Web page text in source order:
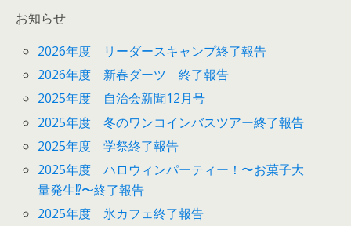
お知らせ
2026年度 リーダースキャンプ終了報告
2026年度 新春ダーツ 終了報告
2025年度 自治会新聞12月号
2025年度 冬のワンコインバスツアー終了報告
2025年度 学祭終了報告
2025年度 ハロウィンパーティー！〜お菓子大
量発生⁉︎〜終了報告
2025年度 氷カフェ終了報告